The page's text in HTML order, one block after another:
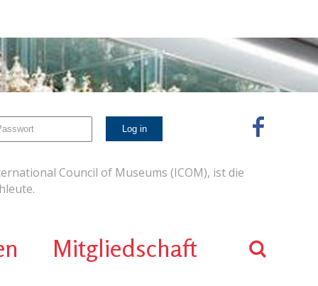
Council of Museums (ICOM), ist die
Mitgliedschaft